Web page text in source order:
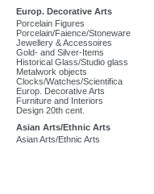
Europ. Decorative Arts
Porcelain Figures
Porcelain/Faience/Stoneware
Jewellery & Accessoires
Gold- and Silver-Items
Historical Glass/Studio glass
Metalwork objects
Clocks/Watches/Scientifica
Europ. Decorative Arts
Furniture and Interiors
Design 20th cent.
Asian Arts/Ethnic Arts
Asian Arts/Ethnic Arts